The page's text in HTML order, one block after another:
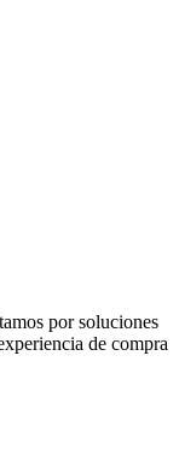
por soluciones
de compra